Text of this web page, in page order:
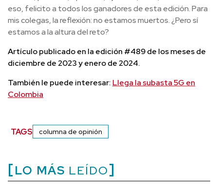
eso, felicito a todos los ganadores de esta edición. Para
mis colegas, la reflexión: no estamos muertos. ¿Pero sí
estamos a la altura del reto?
Artículo publicado en la edición #489 de los meses de
diciembre de 2023 y enero de 2024.
También le puede interesar: Llega la subasta 5G en
Colombia
TAGS columna de opinión
LO MÁS LEÍDO